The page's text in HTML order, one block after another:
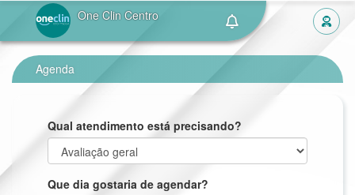
One Clin Centro
Agenda
Qual atendimento está precisando?
Que dia gostaria de agendar?